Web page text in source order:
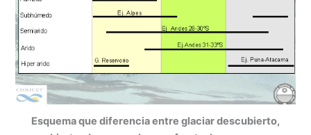
Esquema que diferencia entre glaciar descubierto,